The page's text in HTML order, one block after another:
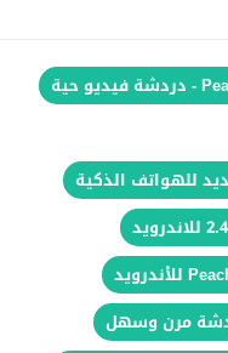
مرن وسهل